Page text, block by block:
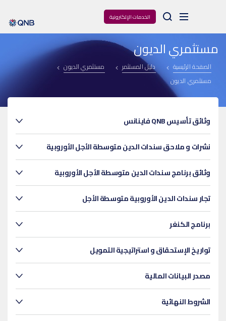
الخدمات الإلكترونية Arama
مستثمري الديون
الصفحة الرئيسية دليل المستثمر
مستثمري الديون
مستثمري الديون
وثائق تأسيس QNB فاينانس
نشرات و ملاحق سندات الدين متوسطة الأجل الأوروبية
وثائق برنامج سندات الدين متوسطة الأجل الأوروبية
تجار سندات الدين الأوروبية متوسطة الأجل
برنامج الكنغر
تواريخ الإستحقاق و استراتيجية التمويل
مصدر البيانات المالية
الشروط النهائية